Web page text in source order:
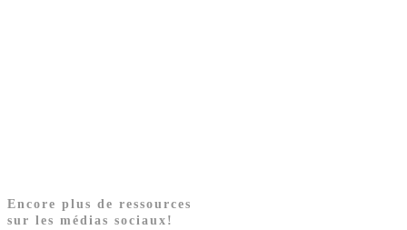
Encore plus de ressources
sur les médias sociaux!